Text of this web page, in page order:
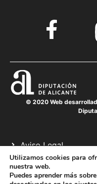
© 2020 Web
Aviso Legal
Política de cookies
Política de privacidad
Utilizamos cookies para
nuestra web.
Puedes aprender más